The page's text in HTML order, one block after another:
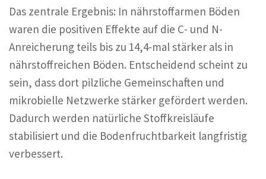
Das zentrale Ergebnis: In nährstoffarmen Böden
waren die positiven Effekte auf die C- und N-
Anreicherung teils bis zu 14,4-mal stärker als in
nährstoffreichen Böden. Entscheidend scheint zu
sein, dass dort pilzliche Gemeinschaften und
mikrobielle Netzwerke stärker gefördert werden.
Dadurch werden natürliche Stoffkreisläufe
stabilisiert und die Bodenfruchtbarkeit langfristig
verbessert.